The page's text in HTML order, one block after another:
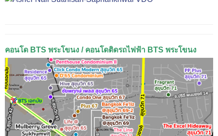
คอนโด BTS พระโขนง / คอนโดติดรถไฟฟ้า BTS พระโขนง